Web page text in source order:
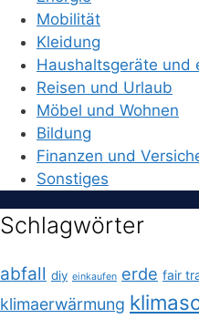
Mobilität
Kleidung
Haushaltsgeräte und
Reisen und Urlaub
Möbel und Wohnen
Bildung
Finanzen und
Sonstiges
Schlagwörter
abfall diy einkaufen erde fair
klimaerwärmung